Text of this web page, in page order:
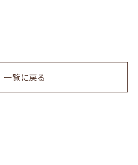
一覧に戻る